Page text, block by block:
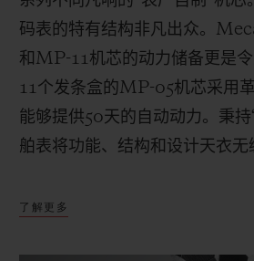
码表的特有结构非凡出众。
和 MP-11机芯的动力储备更是
11个发条盒的MP-05机芯采用
能够提供50天的自动动力。秉
舶表将功能、结构和设计天衣无
了解更多